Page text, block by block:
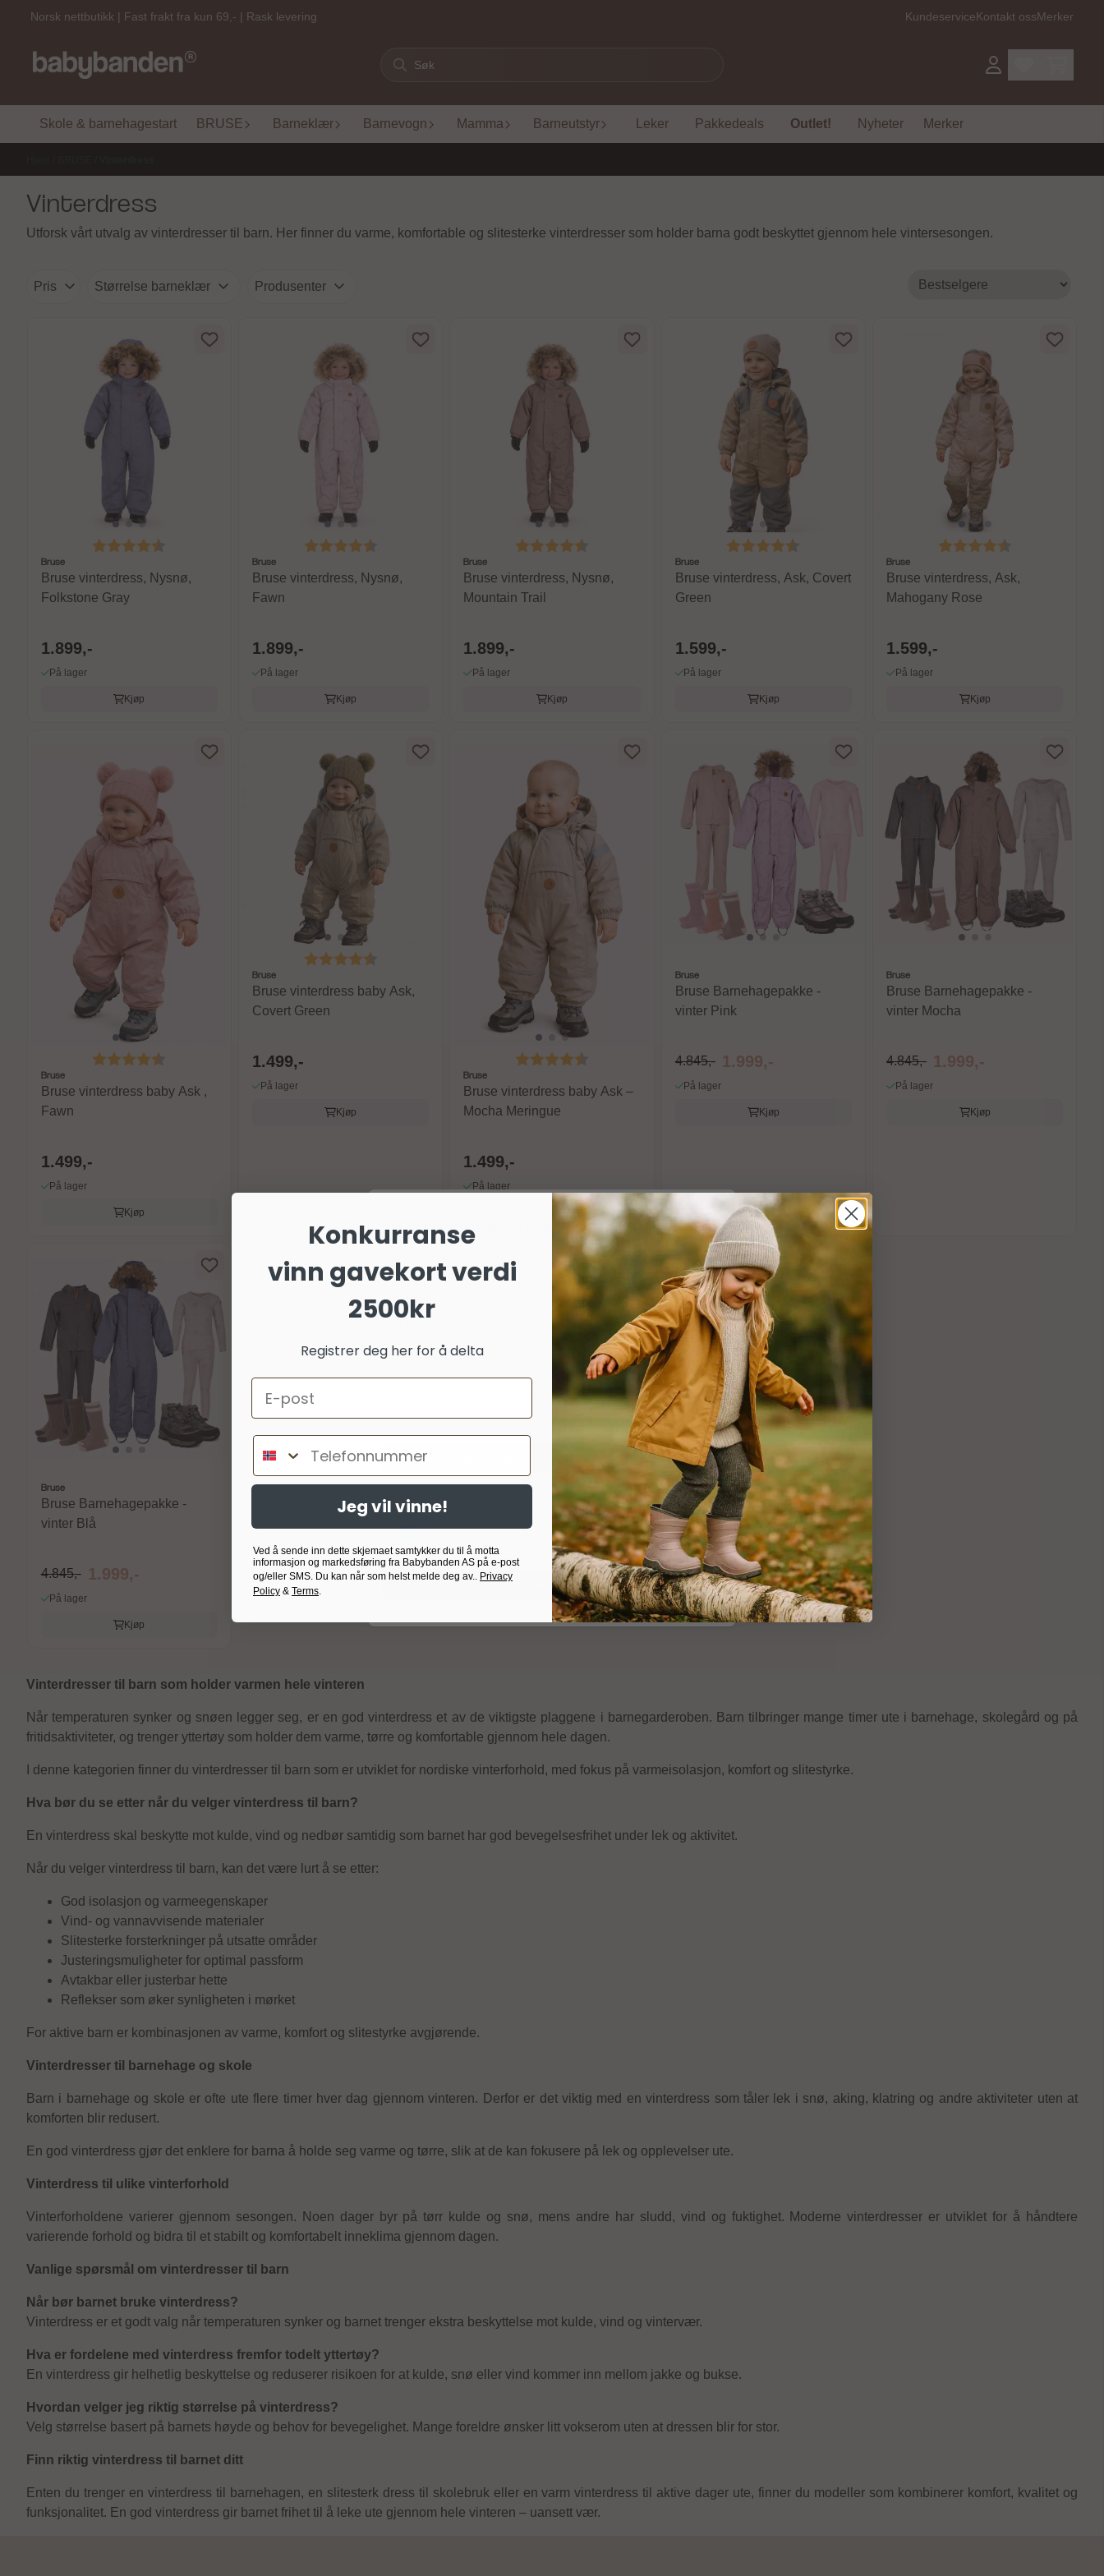
Hopp til innhold
Norsk nettbutikk | Fast frakt fra kun 69,- | Rask levering KundeserviceKontakt ossMerker
Skole & barnehagestart BRUSE Barneklær Barnevogn Mamma Barneutstyr Leker Pakkedeals Outlet! Nyheter Merker
Vinterdress
Utforsk vårt utvalg av vinterdresser til barn. Her finner du varme, komfortable og slitesterke vinterdresser som holder barna godt beskyttet gjennom hele vintersesongen.
Pris Størrelse barneklær Produsenter
Karakter:
Bruse
Bruse vinterdress, Nysnø,
Folkstone Gray
1.899,-
På lager
Kjøp
Karakter:
Bruse
Bruse vinterdress, Nysnø,
Fawn
1.899,-
På lager
Kjøp
Karakter:
Bruse
Bruse vinterdress, Nysnø,
Mountain Trail
1.899,-
På lager
Kjøp
Karakter:
Bruse
Bruse vinterdress, Ask, Covert
Green
1.599,-
På lager
Kjøp
Karakter:
Bruse
Bruse vinterdress, Ask,
Mahogany Rose
1.599,-
På lager
Kjøp
Karakter: 4.8 av 5 mulige
Bruse
Bruse vinterdress baby Ask ,
Fawn
1.499,-
På lager
Kjøp
Karakter:
Bruse
Bruse vinterdress baby Ask,
Covert Green
1.499,-
På lager
Kjøp
Karakter: 4.8 av 5 mulige
Bruse
Bruse vinterdress baby Ask –
Mocha Meringue
1.499,-
På lager
Bruse
Bruse Barnehagepakke -
vinter Pink
4.845,- 1.999,-
På lager
Kjøp
Bruse
Bruse Barnehagepakke -
vinter Mocha
4.845,- 1.999,-
På lager
Kjøp
Bruse
Bruse Barnehagepakke -
vinter Blå
4.845,- 1.999,-
På lager
Kjøp
Vinterdresser til barn som holder varmen hele vinteren
Når temperaturen synker og snøen legger seg, er en god vinterdress et av de viktigste plaggene i barnegarderoben. Barn tilbringer mange timer ute i barnehage, skolegård og på
fritidsaktiviteter, og trenger yttertøy som holder dem varme, tørre og komfortable gjennom hele dagen.
I denne kategorien finner du vinterdresser til barn som er utviklet for nordiske vinterforhold, med fokus på varmeisolasjon, komfort og slitestyrke.
Hva bør du se etter når du velger vinterdress til barn?
En vinterdress skal beskytte mot kulde, vind og nedbør samtidig som barnet har god bevegelsesfrihet under lek og aktivitet.
Når du velger vinterdress til barn, kan det være lurt å se etter:
God isolasjon og varmeegenskaper
Vind- og vannavvisende materialer
Slitesterke forsterkninger på utsatte områder
Justeringsmuligheter for optimal passform
Avtakbar eller justerbar hette
Reflekser som øker synligheten i mørket
For aktive barn er kombinasjonen av varme, komfort og slitestyrke avgjørende.
Vinterdresser til barnehage og skole
Barn i barnehage og skole er ofte ute flere timer hver dag gjennom vinteren. Derfor er det viktig med en vinterdress som tåler lek i snø, aking, klatring og andre aktiviteter uten at
komforten blir redusert.
En god vinterdress gjør det enklere for barna å holde seg varme og tørre, slik at de kan fokusere på lek og opplevelser ute.
Vinterdress til ulike vinterforhold
Vinterforholdene varierer gjennom sesongen. Noen dager byr på tørr kulde og snø, mens andre har sludd, vind og fuktighet. Moderne vinterdresser er utviklet for å håndtere
varierende forhold og bidra til et stabilt og komfortabelt inneklima gjennom dagen.
Vanlige spørsmål om vinterdresser til barn
Når bør barnet bruke vinterdress?
Vinterdress er et godt valg når temperaturen synker og barnet trenger ekstra beskyttelse mot kulde, vind og vintervær.
Hva er fordelene med vinterdress fremfor todelt yttertøy?
En vinterdress gir helhetlig beskyttelse og reduserer risikoen for at kulde, snø eller vind kommer inn mellom jakke og bukse.
Hvordan velger jeg riktig størrelse på vinterdress?
Velg størrelse basert på barnets høyde og behov for bevegelighet. Mange foreldre ønsker litt vokserom uten at dressen blir for stor.
Finn riktig vinterdress til barnet ditt
Enten du trenger en vinterdress til barnehagen, en slitesterk dress til skolebruk eller en varm vinterdress til aktive dager ute, finner du modeller som kombinerer komfort, kvalitet og
funksjonalitet. En god vinterdress gir barnet frihet til å leke ute gjennom hele vinteren – uansett vær.
Om informasjonskapsler på dette nettstedet
Vi bruker egne og tredjeparts informasjonskapsler (cookies) og
lignende teknologier for å sikre grunnleggende funksjoner,
generere statistikk, og for å tilpasse markedsføring og annonser
(inkludert deling av brukerdata med partnere). Samtykket er helt
frivillig. Du kan velge å godta alle, avvise valgfrie, eller tilpasse
valgene dine per kategori nedenfor. Du kan når som helst endre
eller trekke tilbake dine samtykker via lenken «personvern»
Googles retningslinjer for personvern
Godta nødvendig Godta alle
Markedsføring Målrettet Egendefinert
Bekreft valg
Konkurranse
vinn gavekort verdi
2500kr
Registrer deg her for å delta
Email
Telefonnummer
Jeg vil vinne!
Ved å sende inn dette skjemaet samtykker du til å motta
informasjon og markedsføring fra Babybanden AS på e-post
og/eller SMS. Du kan når som helst melde deg av.. Privacy
Policy & Terms.